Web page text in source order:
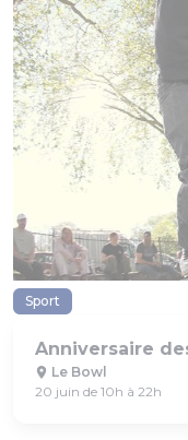
Sport
Anniversaire
Le Bowl
20 juin de 10h à 22h